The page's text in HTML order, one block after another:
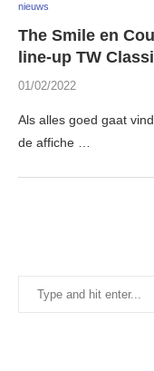
nieuws
The Smile en
line-up TW
01/02/2022
Als alles goed gaat
de affiche …